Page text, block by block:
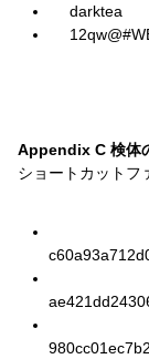
darktea
Appendix C 検体
ショートカットフ